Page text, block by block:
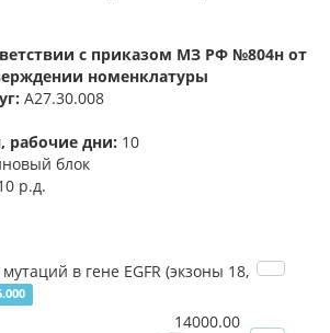
с приказом МЗ РФ №804н от
номенклатуры
А27.30.008
рабочие дни: 10
блок
р.д.
в гене EGFR (экзоны 18,
14000.00